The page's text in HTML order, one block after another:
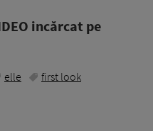
incărcat pe
elle
first look